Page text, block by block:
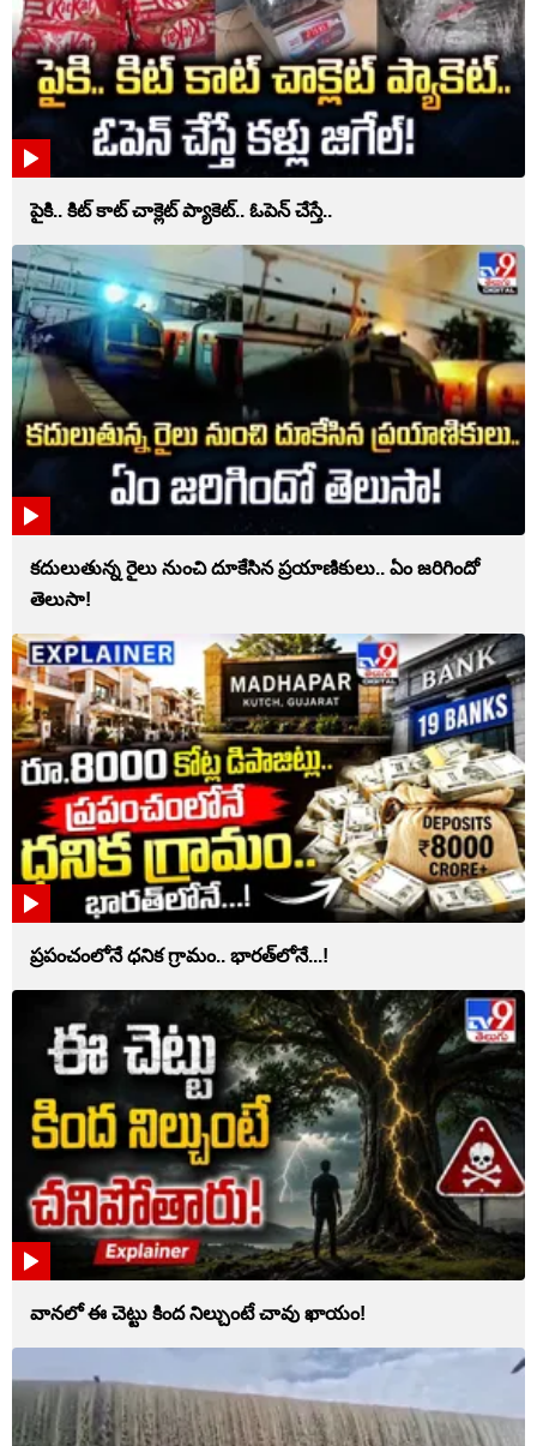
పైకి.. కిట్‌ కాట్‌ చాక్లెట్ ప్యాకెట్‌.. ఓపెన్‌ చేస్తే..
కదులుతున్న రైలు నుంచి దూకేసిన ప్రయాణికులు.. ఏం జరిగిందో
తెలుసా!
ప్రపంచంలోనే ధనిక గ్రామం.. భారత్‌లోనే...!
వానలో ఈ చెట్టు కింద నిల్చుంటే చావు ఖాయం!